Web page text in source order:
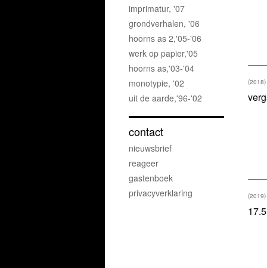
(2018)
(2019)
imprimatur, '07
grondverhalen, '06
hoorns as 2,'05-'06
werk op papier,'05
hoorns as,'03-'04
monotypie, '02
uit de aarde,'96-'02
contact
nieuwsbrief
reageer
gastenboek
privacyverklaring